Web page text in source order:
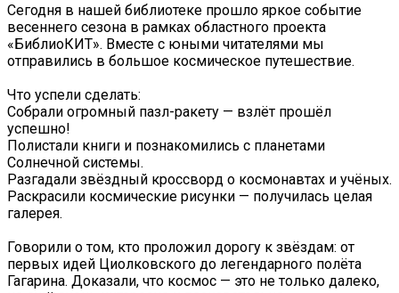
Сегодня в нашей библиотеке прошло яркое событие
весеннего сезона в рамках областного проекта
«БиблиоКИТ». Вместе с юными читателями мы
отправились в большое космическое путешествие.
Что успели сделать:
Собрали огромный пазл-ракету — взлёт прошёл
успешно!
Полистали книги и познакомились с планетами
Солнечной системы.
Разгадали звёздный кроссворд о космонавтах и учёных.
Раскрасили космические рисунки — получилась целая
галерея.
Говорили о том, кто проложил дорогу к звёздам: от
первых идей Циолковского до легендарного полёта
Гагарина. Доказали, что космос — это не только далеко,